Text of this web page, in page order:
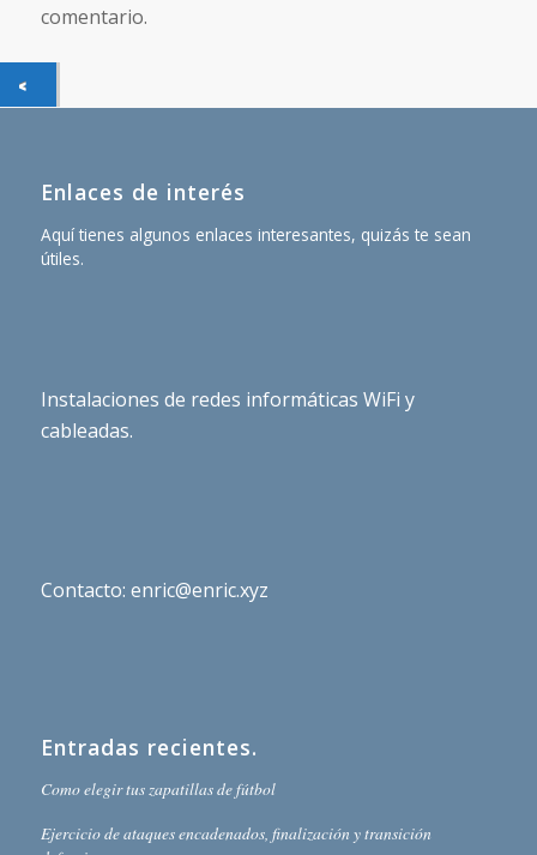
comentario.
Enlaces de interés
Aquí tienes algunos enlaces interesantes, quizás te sean
útiles.
Instalaciones de redes informáticas WiFi y
cableadas.
Contacto: enric@enric.xyz
Entradas recientes.
Como elegir tus zapatillas de fútbol
Ejercicio de ataques encadenados, finalización y transición